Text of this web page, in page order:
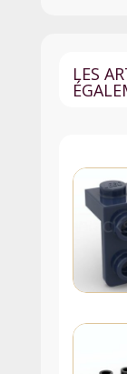
Vert
Foncé
LES